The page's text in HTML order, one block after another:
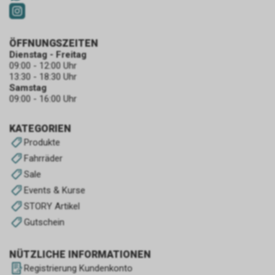
KATEGORIEN
Produkte
Fahrräder
Sale
Events & Kurse
STORY Artikel
Gutschein
NÜTZLICHE INFORMATIONEN
Registrierung Kundenkonto
ÖFFNUNGSZEITEN
Dienstag - Freitag
09:00 - 12:00 Uhr
13:30 - 18:30 Uhr
Samstag
09:00 - 16:00 Uhr